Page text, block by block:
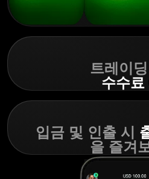
트레이
수수료
입금 및 인출 시
을 즐겨